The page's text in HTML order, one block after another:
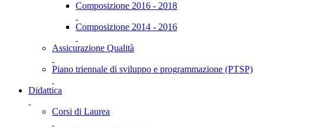
Composizione 2016 - 2018
Composizione 2014 - 2016
Assicurazione Qualità
Piano triennale di sviluppo e programmazione (PTSP)
Didattica
Corsi di Laurea